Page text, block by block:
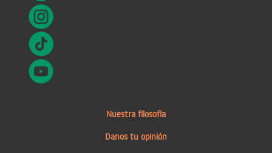
Nuestra filosofía
Danos tu opinión